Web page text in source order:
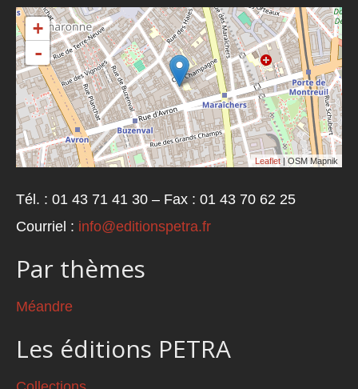
+
-
Leaflet | OSM Mapnik
Tél. : 01 43 71 41 30 – Fax : 01 43 70 62 25
Courriel : info@editionspetra.fr
Par thèmes
Méandre
Les éditions PETRA